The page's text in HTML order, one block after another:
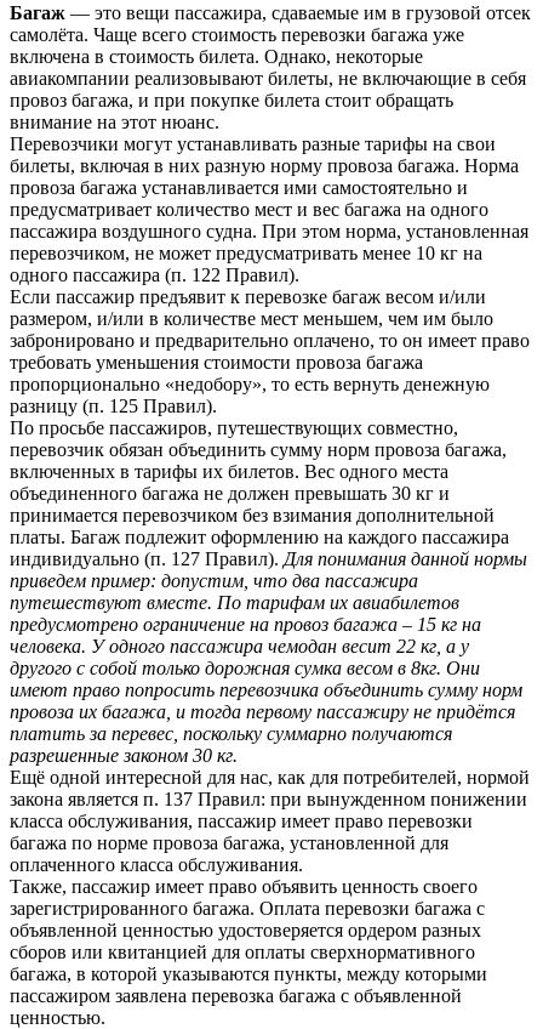
Багаж — это вещи пассажира, сдаваемые им в грузовой отсек
самолёта. Чаще всего стоимость перевозки багажа уже
включена в стоимость билета. Однако, некоторые
авиакомпании реализовывают билеты, не включающие в себя
провоз багажа, и при покупке билета стоит обращать
внимание на этот нюанс.
Перевозчики могут устанавливать разные тарифы на свои
билеты, включая в них разную норму провоза багажа. Норма
провоза багажа устанавливается ими самостоятельно и
предусматривает количество мест и вес багажа на одного
пассажира воздушного судна. При этом норма, установленная
перевозчиком, не может предусматривать менее 10 кг на
одного пассажира (п. 122 Правил).
Если пассажир предъявит к перевозке багаж весом и/или
размером, и/или в количестве мест меньшем, чем им было
забронировано и предварительно оплачено, то он имеет право
требовать уменьшения стоимости провоза багажа
пропорционально «недобору», то есть вернуть денежную
разницу (п. 125 Правил).
По просьбе пассажиров, путешествующих совместно,
перевозчик обязан объединить сумму норм провоза багажа,
включенных в тарифы их билетов. Вес одного места
объединенного багажа не должен превышать 30 кг и
принимается перевозчиком без взимания дополнительной
платы. Багаж подлежит оформлению на каждого пассажира
индивидуально (п. 127 Правил). Для понимания данной нормы
приведем пример: допустим, что два пассажира
путешествуют вместе. По тарифам их авиабилетов
предусмотрено ограничение на провоз багажа – 15 кг на
человека. У одного пассажира чемодан весит 22 кг, а у
другого с собой только дорожная сумка весом в 8кг. Они
имеют право попросить перевозчика объединить сумму норм
провоза их багажа, и тогда первому пассажиру не придётся
платить за перевес, поскольку суммарно получаются
разрешенные законом 30 кг.
Ещё одной интересной для нас, как для потребителей, нормой
закона является п. 137 Правил: при вынужденном понижении
класса обслуживания, пассажир имеет право перевозки
багажа по норме провоза багажа, установленной для
оплаченного класса обслуживания.
Также, пассажир имеет право объявить ценность своего
зарегистрированного багажа. Оплата перевозки багажа с
объявленной ценностью удостоверяется ордером разных
сборов или квитанцией для оплаты сверхнормативного
багажа, в которой указываются пункты, между которыми
пассажиром заявлена перевозка багажа с объявленной
ценностью.